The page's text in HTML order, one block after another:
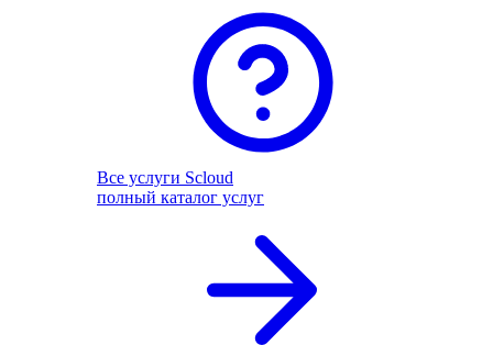
Все услуги Scloud
полный каталог услуг